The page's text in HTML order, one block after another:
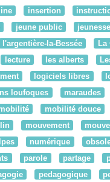
insertion
jeune public jeunesse
l'argentière-la-Bessée La
lecture les alberts
logiciels libres
loufoques maraudes
mobilité douce
mouvement
numérique
parole partage
pedagogique